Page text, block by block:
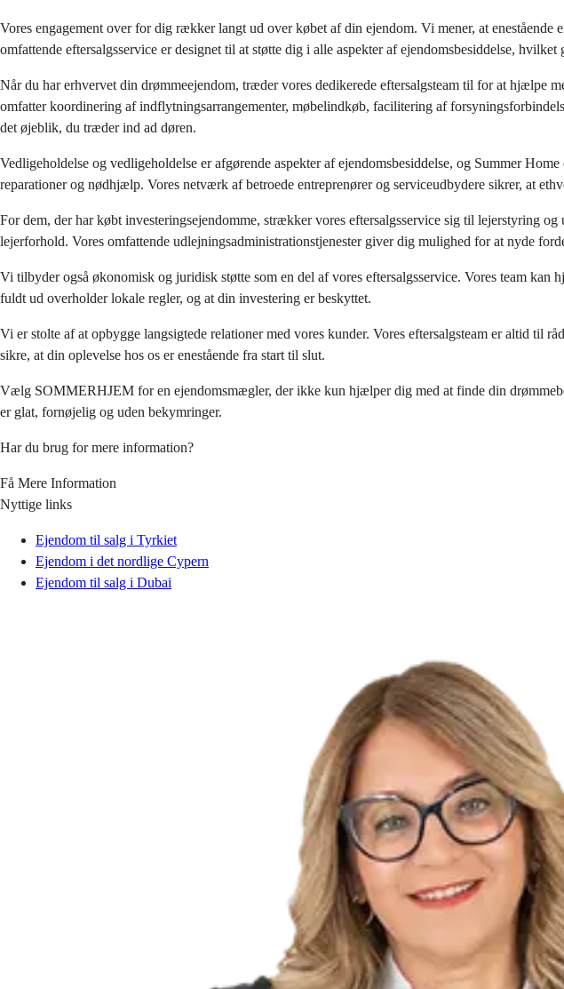
Vores engagement over for dig rækker langt ud over købet af din ejendom. Vi mener, at
omfattende eftersalgsservice er designet til at støtte dig i alle aspekter af ejendomsbesiddelse,
Når du har erhvervet din drømmeejendom, træder vores dedikerede eftersalgsteam til for at
omfatter koordinering af indflytningsarrangementer, møbelindkøb, facilitering af
det øjeblik, du træder ind ad døren.
Vedligeholdelse og vedligeholdelse er afgørende aspekter af ejendomsbesiddelse, og Summer
reparationer og nødhjælp. Vores netværk af betroede entreprenører og serviceudbydere sikrer, at
For dem, der har købt investeringsejendomme, strækker vores eftersalgsservice sig til lejerstyring
lejerforhold. Vores omfattende udlejningsadministrationstjenester giver dig mulighed for at nyde
Vi tilbyder også økonomisk og juridisk støtte som en del af vores eftersalgsservice. Vores team
fuldt ud overholder lokale regler, og at din investering er beskyttet.
Vi er stolte af at opbygge langsigtede relationer med vores kunder. Vores eftersalgsteam er altid
sikre, at din oplevelse hos os er enestående fra start til slut.
Vælg SOMMERHJEM for en ejendomsmægler, der ikke kun hjælper dig med at finde din
er glat, fornøjelig og uden bekymringer.
Har du brug for mere information?
Få Mere Information
Nyttige links
Ejendom til salg i Tyrkiet
Ejendom i det nordlige Cypern
Ejendom til salg i Dubai